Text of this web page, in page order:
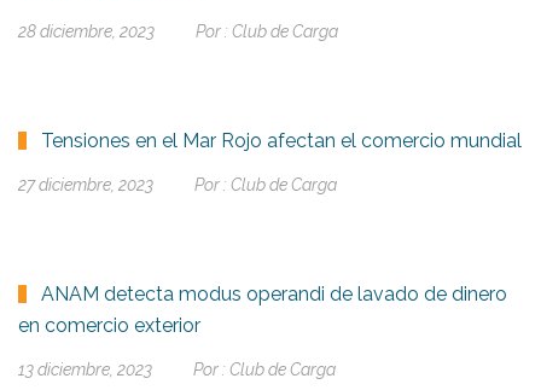
28 diciembre, 2023 Por : Club de Carga
Tensiones en el Mar Rojo afectan el comercio mundial
27 diciembre, 2023 Por : Club de Carga
ANAM detecta modus operandi de lavado de dinero
en comercio exterior
13 diciembre, 2023 Por : Club de Carga